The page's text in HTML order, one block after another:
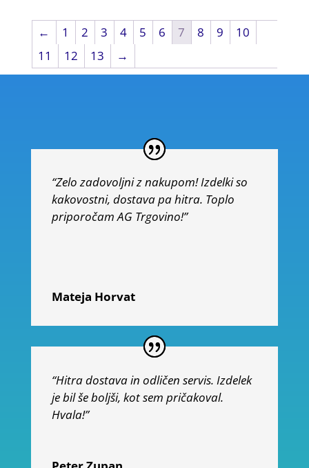
← 1 2 3 4 5 6 7 8 9
10
11
12 13 →
“Zelo zadovoljni z nakupom! Izdelki so
kakovostni, dostava pa hitra. Toplo
priporočam AG Trgovino!”
Mateja Horvat
“Hitra dostava in odličen servis. Izdelek
je bil še boljši, kot sem pričakoval.
Hvala!”